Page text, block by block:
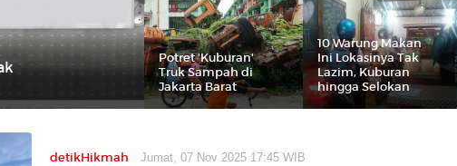
Potret 'Kuburan'
Truk Sampah di
Jakarta Barat
10 Warung Makan
Ini Lokasinya Tak
Lazim, Kuburan
hingga Selokan
detikHikmah Jumat, 07 Nov 2025 17:45 WIB